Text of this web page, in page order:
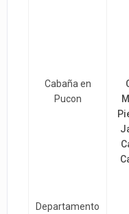
Cabaña en
Pucon
Departamento